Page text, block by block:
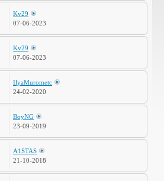
Kv29
07-06-2023
Kv29
07-06-2023
IlyaMurometc
24-02-2020
BoyNG
23-09-2019
A1STAS
21-10-2018